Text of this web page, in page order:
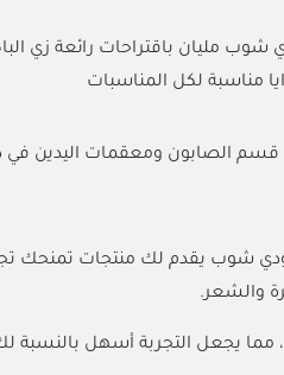
مليان باقتراحات رائعة زي
مناسبة لكل المناسبات
قسم الصابون ومعقمات اليدين
شوب يقدم لك منتجات تمنحك
والشعر.
مما يجعل التجربة أسهل